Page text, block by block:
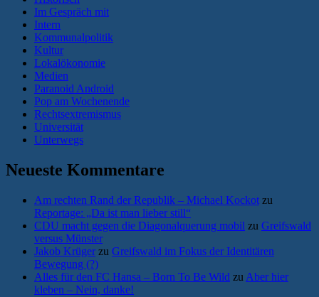
Im Gespräch mit
Intern
Kommunalpolitik
Kultur
Lokalökonomie
Medien
Paranoid Android
Pop am Wochenende
Rechtsextremismus
Universität
Unterwegs
Neueste Kommentare
Am rechten Rand der Republik – Michael Kockot zu
Reportage: „Da ist man lieber still“
CDU macht gegen die Diagonalquerung mobil zu Greifswald
versus Münster
Jakob Krüger zu Greifswald im Fokus der Identitären
Bewegung (?)
Alles für den FC Hansa – Born To Be Wild zu Aber hier
kleben – Nein, danke!